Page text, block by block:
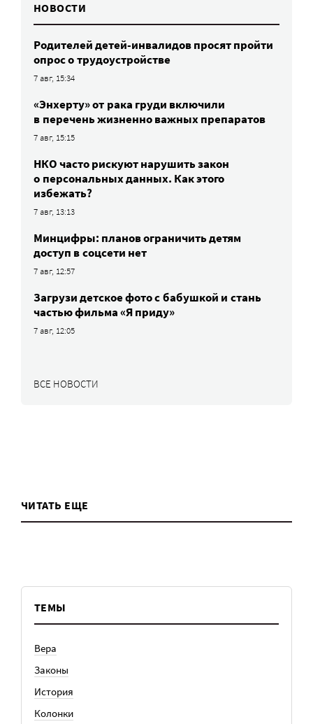
НОВОСТИ
Родителей детей-инвалидов просят пройти
опрос о трудоустройстве
7 авг, 15:34
«Энхерту» от рака груди включили
в перечень жизненно важных препаратов
7 авг, 15:15
НКО часто рискуют нарушить закон
о персональных данных. Как этого
избежать?
7 авг, 13:13
Минцифры: планов ограничить детям
доступ в соцсети нет
7 авг, 12:57
Загрузи детское фото с бабушкой и стань
частью фильма «Я приду»
7 авг, 12:05
ВСЕ НОВОСТИ
ЧИТАТЬ ЕЩЕ
ТЕМЫ
Вера
Законы
История
Колонки